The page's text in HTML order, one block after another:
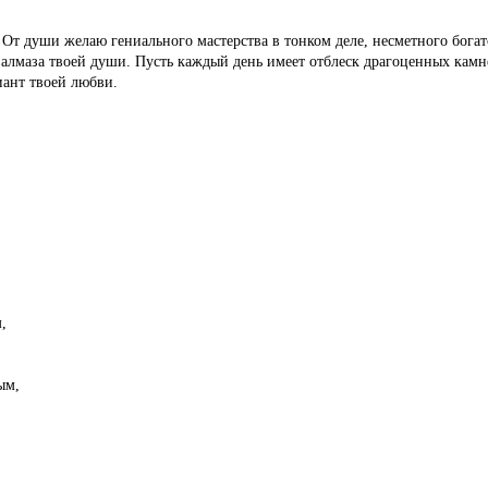
души желаю гениального мастерства в тонком деле, несметного
твоей души. Пусть каждый день имеет отблеск драгоценных
твоей любви.